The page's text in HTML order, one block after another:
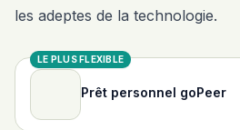
les adeptes de la technologie.
LE PLUS FLEXIBLE
Prêt personnel goPeer